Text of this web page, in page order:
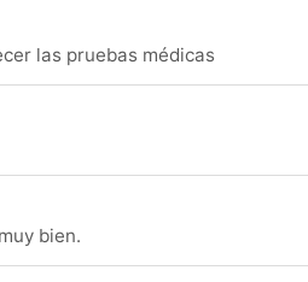
las pruebas médicas
bien.